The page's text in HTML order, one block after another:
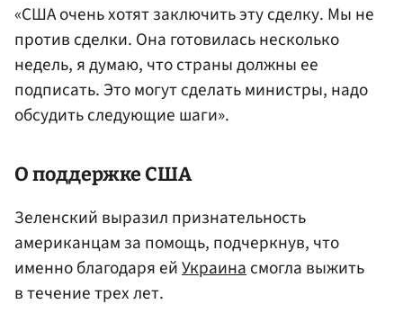
«США очень хотят заключить эту сделку. Мы не
против сделки. Она готовилась несколько
недель, я думаю, что страны должны ее
подписать. Это могут сделать министры, надо
обсудить следующие шаги».
О поддержке США
Зеленский выразил признательность
американцам за помощь, подчеркнув, что
именно благодаря ейУкраинасмогла выжить
в течение трех лет.